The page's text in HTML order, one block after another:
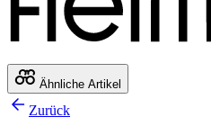
Ähnliche Artikel
Zurück